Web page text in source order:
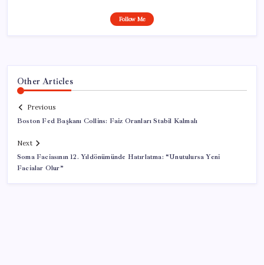
Follow Me
Other Articles
Previous
Boston Fed Başkanı Collins: Faiz Oranları Stabil Kalmalı
Next
Soma Faciasının 12. Yıldönümünde Hatırlatma: “Unutulursa Yeni
Facialar Olur”